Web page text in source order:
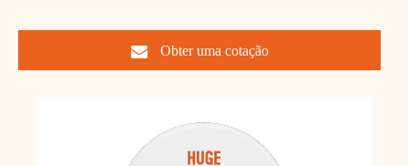
Obter uma cotação